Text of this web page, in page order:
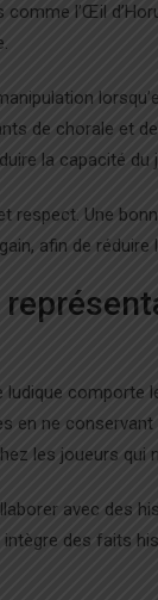
l’Œil
de chorale et
la capacité
respect. Une
afin de réduire
comporte
en ne
les joueurs qui
avec des
des faits